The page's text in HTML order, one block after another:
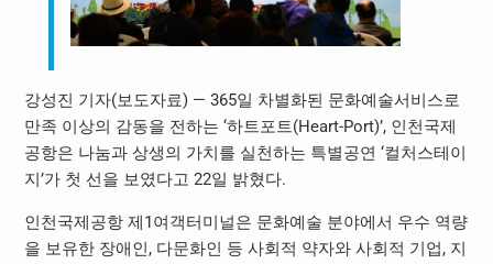
강성진 기자(보도자료) — 365일 차별화된 문화예술서비스로
만족 이상의 감동을 전하는 ‘하트포트(Heart-Port)’, 인천국제
공항은 나눔과 상생의 가치를 실천하는 특별공연 ‘컬처스테이
지’가 첫 선을 보였다고 22일 밝혔다.
인천국제공항 제1여객터미널은 문화예술 분야에서 우수 역량
을 보유한 장애인, 다문화인 등 사회적 약자와 사회적 기업, 지